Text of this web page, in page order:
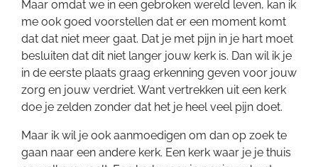
Maar omdat we in een gebroken wereld leven, kan ik
me ook goed voorstellen dat er een moment komt
dat dat niet meer gaat. Dat je met pijn in je hart moet
besluiten dat dit niet langer jouw kerk is. Dan wil ik je
in de eerste plaats graag erkenning geven voor jouw
zorg en jouw verdriet. Want vertrekken uit een kerk
doe je zelden zonder dat het je heel veel pijn doet.
Maar ik wil je ook aanmoedigen om dan op zoek te
gaan naar een andere kerk. Een kerk waar je je thuis